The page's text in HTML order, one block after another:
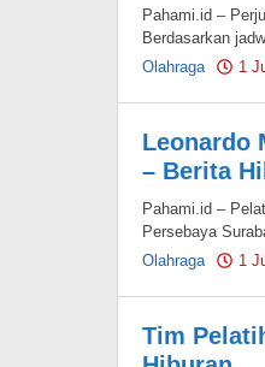
Pahami.id –
Berdasarkan
Olahraga
1
Leonardo
– Berita
Pahami.id –
Persebaya
Olahraga
1
Tim